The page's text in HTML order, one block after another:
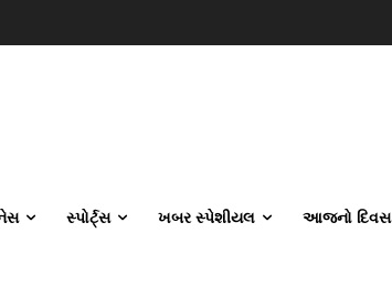
સ્પોર્ટ્સ ખબર સ્પેશીયલ આજનો દિવસ